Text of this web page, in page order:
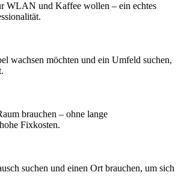
WLAN und Kaffee wollen – ein echtes
wachsen möchten und ein Umfeld suchen,
brauchen – ohne lange
Fixkosten.
suchen und einen Ort brauchen, um sich